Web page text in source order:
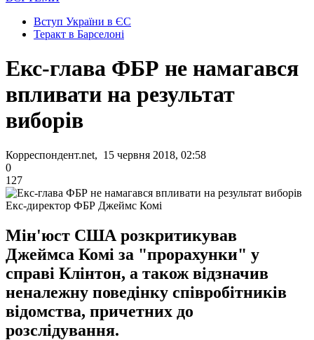
Вступ України в ЄС
Теракт в Барселоні
Екс-глава ФБР не намагався
впливати на результат
виборів
Корреспондент.net, 15 червня 2018, 02:58
0
127
Екс-директор ФБР Джеймс Комі
Мін'юст США розкритикував
Джеймса Комі за "прорахунки" у
справі Клінтон, а також відзначив
неналежну поведінку співробітників
відомства, причетних до
розслідування.